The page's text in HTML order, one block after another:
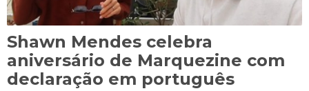
Shawn Mendes celebra
aniversário de Marquezine com
declaração em português